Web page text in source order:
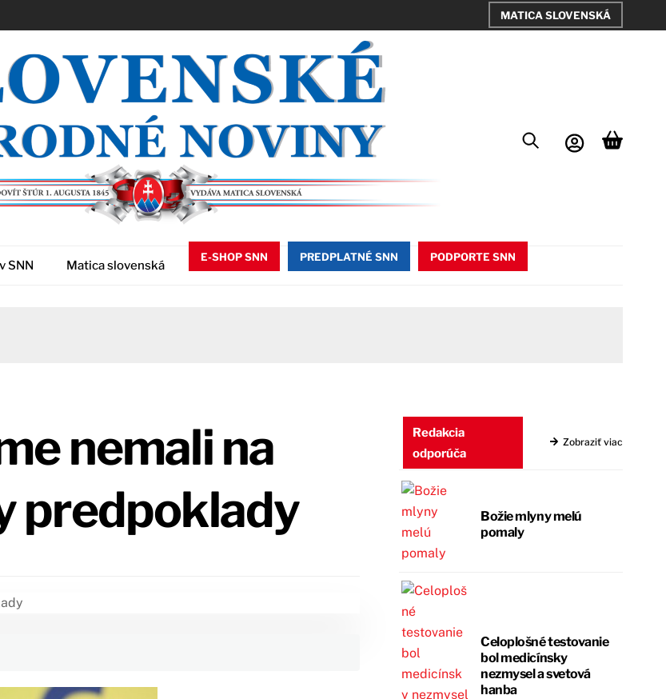
MATICA SLOVENSKÁ
SNN Matica slovenská
E-SHOP SNN PREDPLATNÉ SNN PODPORTE SNN
nemali na
predpoklady
Redakcia
odporúča
Zobraziť viac
Božie mlyny melú
pomaly
Celoplošné testovanie
bol medicínsky
nezmysel a svetová
hanba